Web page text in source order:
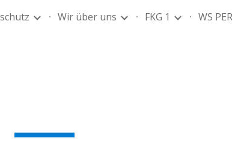
Skip to navigation
Wir über uns FKG 1 WS